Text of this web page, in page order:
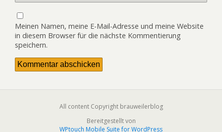
Meinen Namen, meine E-Mail-Adresse und meine Website
in diesem Browser für die nächste Kommentierung
speichern.
All content Copyright brauweilerblog
Bereitgestellt von
WPtouch Mobile Suite for WordPress